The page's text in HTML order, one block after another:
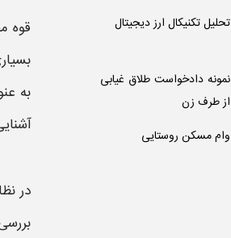
قوه
به
در
تحلیل تکنیکال ارز دیجیتال
نمونه دادخواست طلاق غیابی
از طرف زن
وام مسکن روستایی